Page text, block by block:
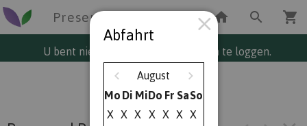
Preserved Roses Vorrat (NL)
U bent niet ingelogd. Klik hier om in te loggen.
Abfahrt
August
Mo Di MiDo Fr SaSo
X X X X X X X